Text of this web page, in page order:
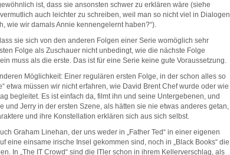
ist, dass sie ansonsten schwer zu erklären wäre (siehe
vermutlich auch leichter zu schreiben, weil man so nicht viel in Dialogen
wie wir damals Annie kennengelernt haben?“).
sie sich von den anderen Folgen einer Serie womöglich sehr
Folge als Zuschauer nicht unbedingt, wie die nächste Folge
muss als die erste. Das ist für eine Serie keine gute Voraussetzung.
Möglichkeit: Einer regulären ersten Folge, in der schon alles so
etwa müssen wir nicht erfahren, wie David Brent Chef wurde oder wie
begleitet. Es ist einfach da, filmt ihn und seine Untergebenen, und
und Jerry in der ersten Szene, als hätten sie nie etwas anderes getan,
und ihre Konstellation erklären sich aus sich selbst.
Graham Linehan, der uns weder in „Father Ted“ in einer eigenen
eine einsame irische Insel gekommen sind, noch in „Black Books“ die
In „The IT Crowd“ sind die ITler schon in ihrem Kellerverschlag, als